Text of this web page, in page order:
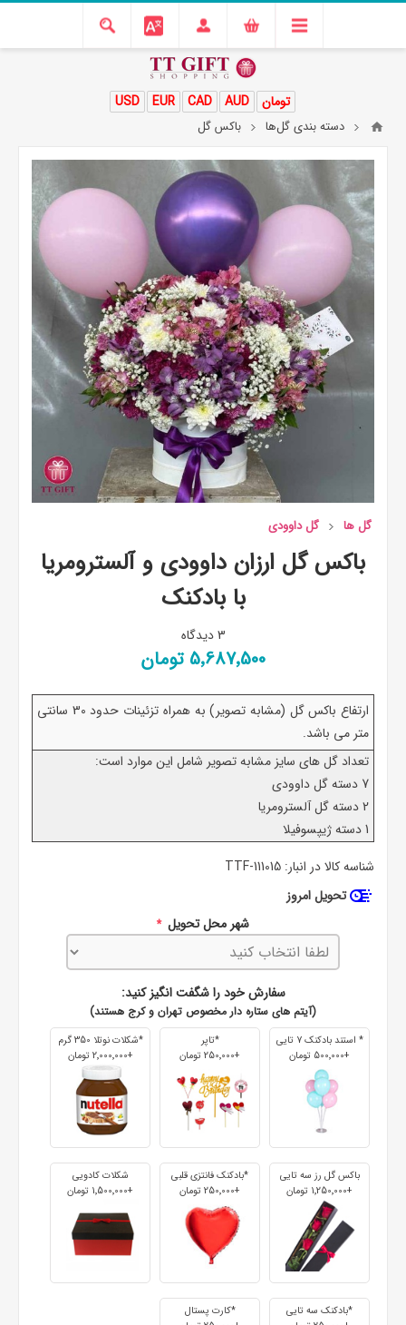
USD EUR CAD AUD تومان
دسته بندی گل‌ها باکس گل
گل ها گل داوودی
باکس گل ارزان داوودی و آلسترومریا
با بادکنک
3 دیدگاه
5٬687٬500 تومان
ارتفاع باکس گل (مشابه تصویر) به همراه تزئینات حدود 30 سانتی
متر می باشد.
تعداد گل های سایز مشابه تصویر شامل این موارد است:
7 دسته گل داوودی
2 دسته گل آلسترومریا
1 دسته ژیپسوفیلا
شناسه کالا در انبار: TTF-111015
تحویل امروز
شهر محل تحویل *
سفارش خود را شگفت انگیز کنید:
(آیتم های ستاره دار مخصوص تهران و کرج هستند)
* استند بادکنک 7 تایی
+500٬000 تومان
*تاپر
+250٬000 تومان
*شکلات نوتلا 350 گرم
+2٬000٬000 تومان
باکس گل رز سه تایی
+1٬250٬000 تومان
*بادکنک فانتزی قلبی
+250٬000 تومان
شکلات کادویی
+1٬500٬000 تومان
*بادکنک سه تایی
*کارت پستال